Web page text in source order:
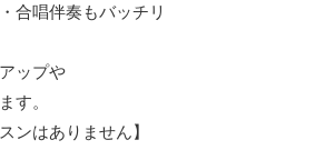
合唱伴奏もバッチリ
ップや
す。
ンはありません】